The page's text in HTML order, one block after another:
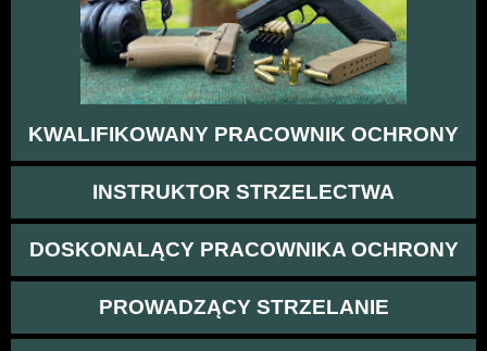
KWALIFIKOWANY PRACOWNIK OCHRONY
INSTRUKTOR STRZELECTWA
DOSKONALĄCY PRACOWNIKA OCHRONY
PROWADZĄCY STRZELANIE